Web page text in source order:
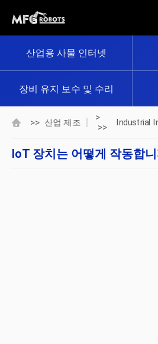
산업용 사물 인터넷
장비 유지 보수 및 수리
>> 산업 제조
>
>>
Industrial
IoT 장치는 어떻게 작동합